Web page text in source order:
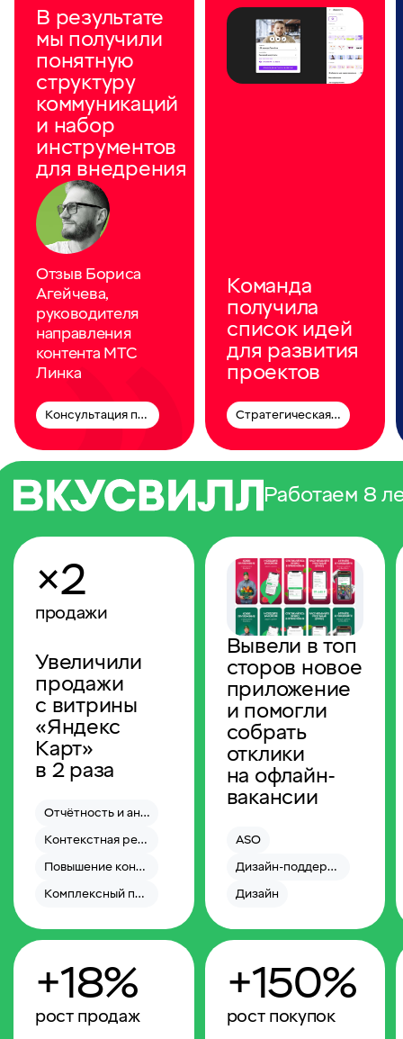
В результате
мы получили
понятную
структуру
коммуникаций
и набор
инструментов
для внедрения
Отзыв Бориса
Агейчева,
руководителя
направления
контента МТС
Линка
Консультация по контент-маркетингу
Команда
получила
список идей
для развития
проектов
Стратегическая сессия
Работаем 8
×2
продажи
Увеличили
продажи
с витрины
«Яндекс
Карт»
в 2 раза
Отчётность и аналитика
Контекстная реклама
Повышение конверсии
Комплексный перфоманс-маркетинг
Вывели в топ
сторов новое
приложение
и помогли
собрать
отклики
на офлайн-
вакансии
ASO
Дизайн-поддержка
Дизайн
+18%
рост продаж
+150%
рост покупок